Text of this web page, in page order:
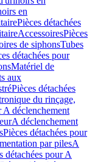
en
Pièces détachées
AccessoiresPièces
de siphonsTubes
détachées pour
Matériel de
aux
Pièces détachées
du rinçage,
A déclenchement
A déclenchement
Pièces détachées pour
par pilesA
détachées pour A